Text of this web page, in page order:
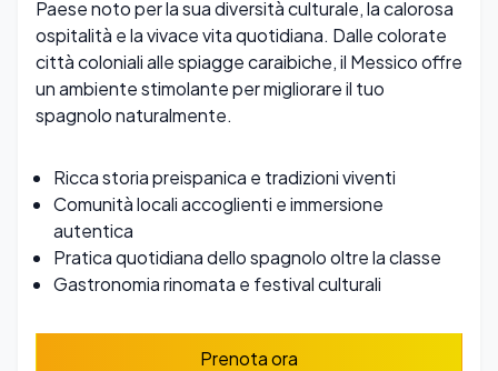
Paese noto per la sua diversità culturale, la calorosa
ospitalità e la vivace vita quotidiana. Dalle colorate
città coloniali alle spiagge caraibiche, il Messico offre
un ambiente stimolante per migliorare il tuo
spagnolo naturalmente.
Ricca storia preispanica e tradizioni viventi
Comunità locali accoglienti e immersione
autentica
Pratica quotidiana dello spagnolo oltre la classe
Gastronomia rinomata e festival culturali
Prenota ora